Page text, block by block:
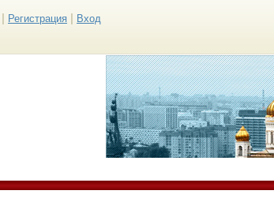
Регистрация Вход